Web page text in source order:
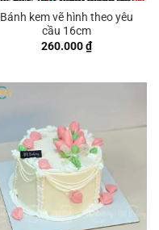
Bánh kem vẽ hình theo yêu
cầu 16cm
260.000₫